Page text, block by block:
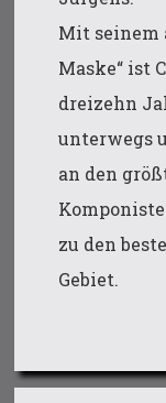
Mit seinem
Maske“ ist
dreizehn
unterwegs
an den
zu den
Gebiet.